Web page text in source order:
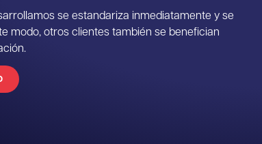
se estandariza inmediatamente y se
modo, otros clientes también se benefician